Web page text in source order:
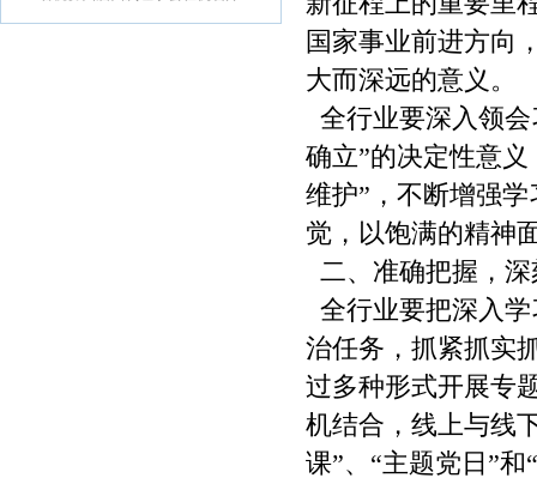
国家事业前进方向
大而深远的意义。
全行业要深入领
确立”的决定性意
维护”，不断增强
觉，以饱满的精神
二、准确把握，
全行业要把深入
治任务，抓紧抓实
过多种形式开展专
机结合，线上与线
课”、“主题党日”